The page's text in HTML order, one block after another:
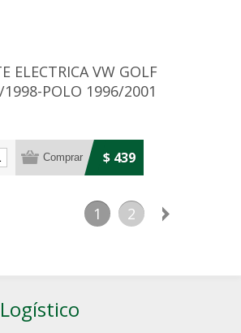
ELECTRICA VW GOLF
1998-POLO 1996/2001
$ 439
1 2